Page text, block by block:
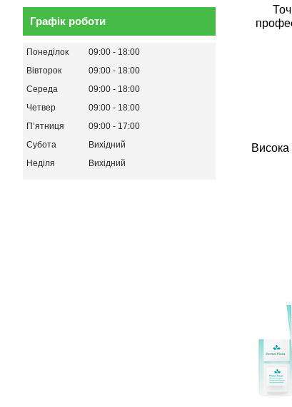
Висока
Графік роботи
Понеділок 09:00
18:00
Вівторок
09:00
18:00
Середа
09:00
18:00
Четвер
09:00
18:00
Пʼятниця
09:00
17:00
Субота
Вихідний
Неділя
Вихідний